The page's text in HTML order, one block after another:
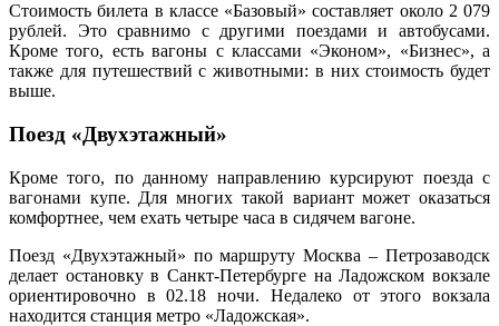
Стоимость билета в классе «Базовый» составляет около 2 079
рублей. Это сравнимо с другими поездами и автобусами.
Кроме того, есть вагоны с классами «Эконом», «Бизнес», а
также для путешествий с животными: в них стоимость будет
выше.
Поезд «Двухэтажный»
Кроме того, по данному направлению курсируют поезда с
вагонами купе. Для многих такой вариант может оказаться
комфортнее, чем ехать четыре часа в сидячем вагоне.
Поезд «Двухэтажный» по маршруту Москва – Петрозаводск
делает остановку в Санкт-Петербурге на Ладожском вокзале
ориентировочно в 02.18 ночи. Недалеко от этого вокзала
находится станция метро «Ладожская».